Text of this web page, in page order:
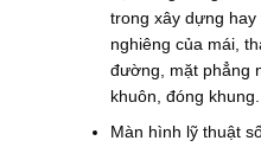
trong xây dựng
nghiêng của mái,
đường, mặt phẳng
khuôn, đóng khung.
Màn hình lỹ thuật